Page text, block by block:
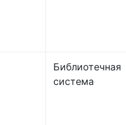
Библиотечная
система